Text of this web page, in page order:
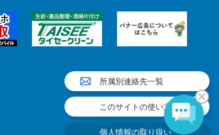
所属別連絡先一覧
このサイトの使い方
個人情報の取り扱い